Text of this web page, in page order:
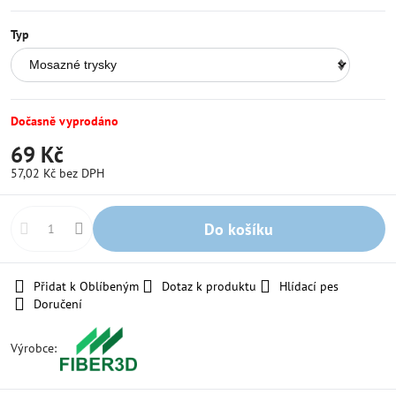
Typ
Dočasně vyprodáno
69 Kč
57,02 Kč bez DPH
Do košíku
Přidat k Oblíbeným Dotaz k produktu
Hlídací pes
Doručení
Výrobce: